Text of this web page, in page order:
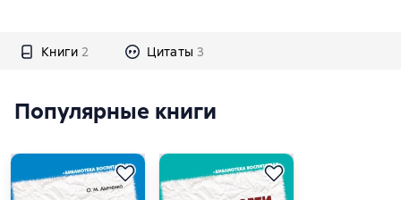
Книги 2 Цитаты 3
Популярные книги